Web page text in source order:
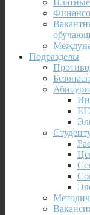
Платные
Подразделы